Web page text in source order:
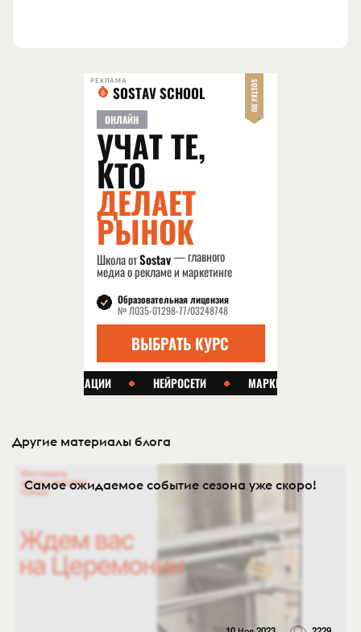
РЕКЛАМА
Другие материалы блога
Самое ожидаемое событие сезона уже скоро!